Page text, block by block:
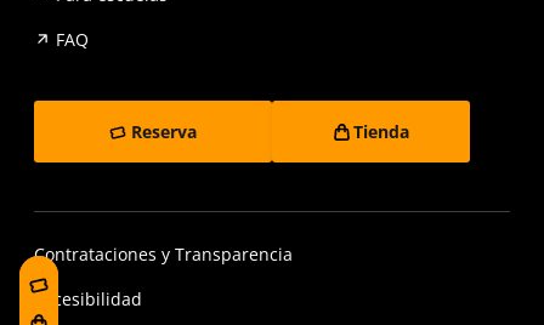
FAQ
Reserva Tienda
Contrataciones y Transparencia
Accesibilidad